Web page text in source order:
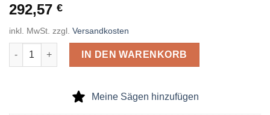
292,57 €
inkl. MwSt. zzgl. Versandkosten
HSS-dmo5-Kreissägeblatt 425 x 3,5 x 40 Z= 120 Menge
IN DEN WARENKORB
Meine Sägen hinzufügen